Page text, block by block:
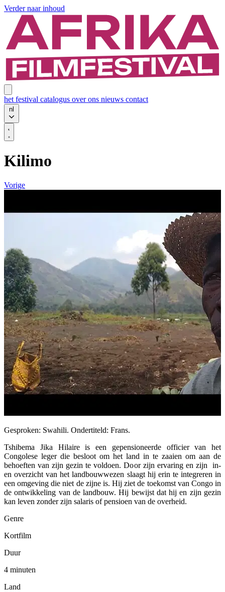
Verder naar inhoud
het festival catalogus over ons nieuws contact
nl
Kilimo
Vorige
Gesproken: Swahili. Ondertiteld: Frans.
Tshibema Jika Hilaire is een gepensioneerde officier van het
Congolese leger die besloot om het land in te zaaien om aan de
behoeften van zijn gezin te voldoen. Door zijn ervaring en zijn in-
en overzicht van het landbouwwezen slaagt hij erin te integreren in
een omgeving die niet de zijne is. Hij ziet de toekomst van Congo in
de ontwikkeling van de landbouw. Hij bewijst dat hij en zijn gezin
kan leven zonder zijn salaris of pensioen van de overheid.
Genre
Kortfilm
Duur
4 minuten
Land